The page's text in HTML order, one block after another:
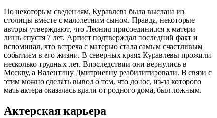
По некоторым сведениям, Куравлева была выслана из
столицы вместе с малолетним сыном. Правда, некоторые
авторы утверждают, что Леонид присоединился к матери
лишь спустя 7 лет. Артист подтверждал последний факт и
вспоминал, что встреча с матерью стала самым счастливым
событием в его жизни. В северных краях Куравлевы прожили
несколько трудных лет. Впоследствии они вернулись в
Москву, а Валентину Дмитриевну реабилитировали. В связи с
этим можно сделать вывод о том, что донос, из-за которого
мать актера оказалась вдали от родного дома, был ложным.
Актерская карьера